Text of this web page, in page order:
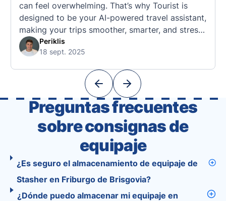
can feel overwhelming. That’s why Tourist is
designed to be your AI-powered travel assistant,
making your trips smoother, smarter, and stress-
free. 🧭 What Makes the Tourist App Unique?
Unlike standard travel apps, Tourist combines
With Tourist, your trip planning becomes as
Periklis
18 sept. 2025
Preguntas frecuentes
sobre consignas de
equipaje
¿Es seguro el almacenamiento de equipaje de
Stasher en Friburgo de Brisgovia?
¿Dónde puedo almacenar mi equipaje en